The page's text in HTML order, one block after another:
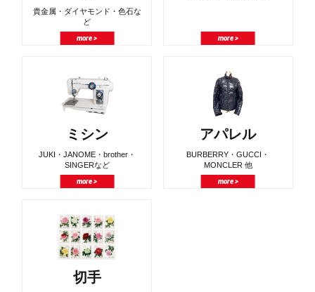
貴金属・ダイヤモンド・色石な
ど
more > more >
ミシン
JUKI・JANOME・brother・
SINGERなど
more >
アパレル
BURBERRY・GUCCI・
MONCLER 他
more >
切手